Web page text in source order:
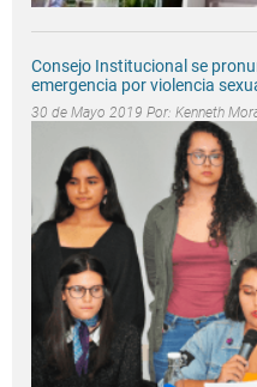
Consejo Institucional se
emergencia por violencia
30 de Mayo 2019 Por: Kenneth